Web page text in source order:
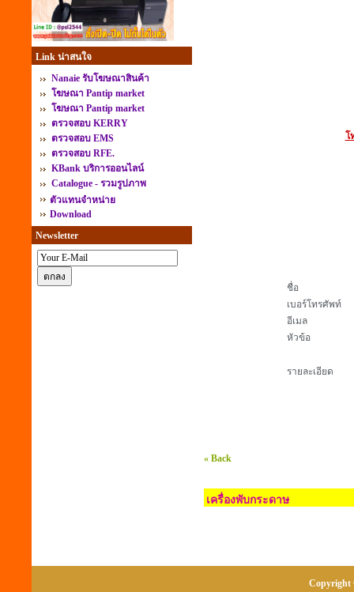
Link น่าสนใจ
Nanaie รับโฆษณาสินค้า
โฆษณา Pantip market
โฆษณา Pantip market
ตรวจสอบ KERRY
ตรวจสอบ EMS
ตรวจสอบ RFE.
KBank บริการออนไลน์
Catalogue - รวมรูปภาพ
ตัวแทนจำหน่าย
Download
Newsletter
โ
ชื่อ
เบอร์โทรศัพท์
อีเมล
หัวข้อ
รายละเอียด
« Back
เครื่องพับกระดาษ
Copyright